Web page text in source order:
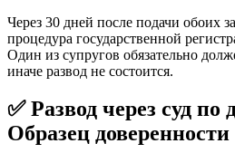
Через 30 дней после подачи обоих
процедура государственной
Один из супругов обязательно
иначе развод не состоится.
✅ Развод через суд по
Образец доверенности